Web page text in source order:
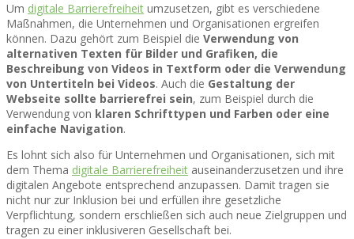
Um digitale Barrierefreiheit umzusetzen, gibt es verschiedene
Maßnahmen, die Unternehmen und Organisationen ergreifen
können. Dazu gehört zum Beispiel die Verwendung von
alternativen Texten für Bilder und Grafiken, die
Beschreibung von Videos in Textform oder die Verwendung
von Untertiteln bei Videos. Auch die Gestaltung der
Webseite sollte barrierefrei sein, zum Beispiel durch die
Verwendung von klaren Schrifttypen und Farben oder eine
einfache Navigation.
Es lohnt sich also für Unternehmen und Organisationen, sich mit
dem Thema digitale Barrierefreiheit auseinanderzusetzen und ihre
digitalen Angebote entsprechend anzupassen. Damit tragen sie
nicht nur zur Inklusion bei und erfüllen ihre gesetzliche
Verpflichtung, sondern erschließen sich auch neue Zielgruppen und
tragen zu einer inklusiveren Gesellschaft bei.